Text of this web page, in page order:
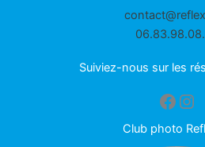
Suiviez-nous sur les
Club photo